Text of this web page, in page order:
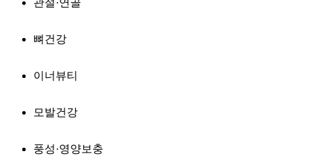
뼈건강
이너뷰티
모발건강
풍성·영양보충